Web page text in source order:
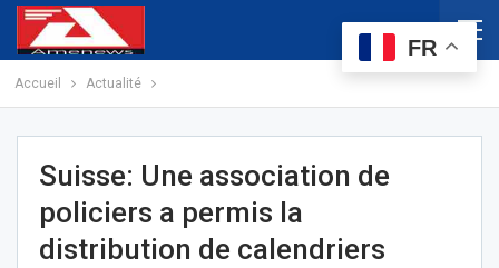
Accueil Actualité
Suisse: Une association de
policiers a permis la
distribution de calendriers
FR